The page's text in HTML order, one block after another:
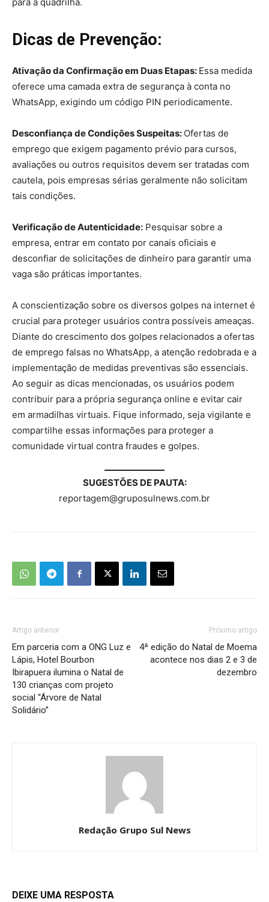
Dicas de Prevenção:
Ativação da Confirmação em Duas Etapas: Essa medida
oferece uma camada extra de segurança à conta no
WhatsApp, exigindo um código PIN periodicamente.
Desconfiança de Condições Suspeitas: Ofertas de
emprego que exigem pagamento prévio para cursos,
avaliações ou outros requisitos devem ser tratadas com
cautela, pois empresas sérias geralmente não solicitam
tais condições.
Verificação de Autenticidade: Pesquisar sobre a
empresa, entrar em contato por canais oficiais e
desconfiar de solicitações de dinheiro para garantir uma
vaga são práticas importantes.
A conscientização sobre os diversos golpes na internet é
crucial para proteger usuários contra possíveis ameaças.
Diante do crescimento dos golpes relacionados a ofertas
de emprego falsas no WhatsApp, a atenção redobrada e a
implementação de medidas preventivas são essenciais.
Ao seguir as dicas mencionadas, os usuários podem
contribuir para a própria segurança online e evitar cair
em armadilhas virtuais. Fique informado, seja vigilante e
compartilhe essas informações para proteger a
comunidade virtual contra fraudes e golpes.
SUGESTÕES DE PAUTA:
reportagem@gruposulnews.com.br
Artigo anterior
Em parceria com a ONG Luz e
Lápis, Hotel Bourbon
Ibirapuera ilumina o Natal de
130 crianças com projeto
social “Árvore de Natal
Solidário”
Próximo artigo
4ª edição do Natal de Moema
acontece nos dias 2 e 3 de
dezembro
Redação Grupo Sul News
DEIXE UMA RESPOSTA